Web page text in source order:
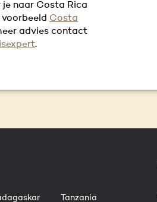
je naar Costa Rica
Costa
advies contact
.
Tanzania